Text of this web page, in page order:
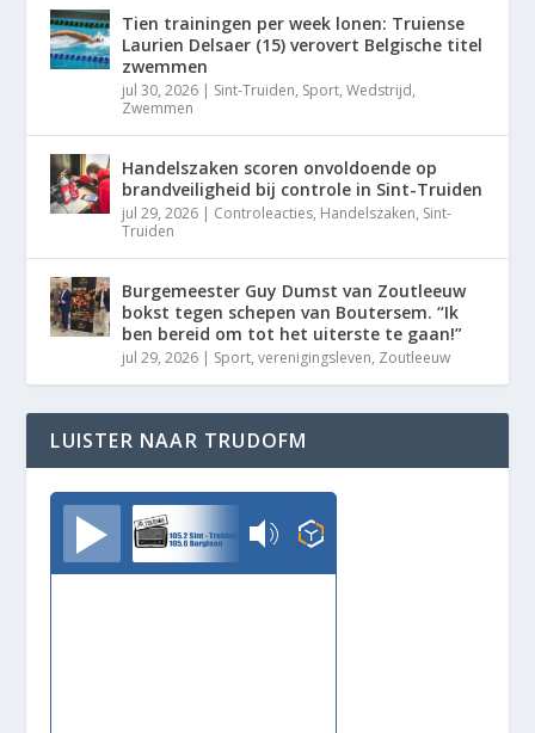
Tien trainingen per week lonen: Truiense
Laurien Delsaer (15) verovert Belgische titel
zwemmen
jul 30, 2026 | Sint-Truiden, Sport,Wedstrijd,
Zwemmen
Handelszaken scoren onvoldoende op
brandveiligheid bij controle in Sint-Truiden
jul 29, 2026 | Controleacties, Handelszaken, Sint-
Truiden
Burgemeester Guy Dumst van Zoutleeuw
bokst tegen schepen van Boutersem. “Ik
ben bereid om tot het uiterste te gaan!”
jul 29, 2026 | Sport,verenigingsleven, Zoutleeuw
LUISTER NAAR TRUDOFM
TrudoFM